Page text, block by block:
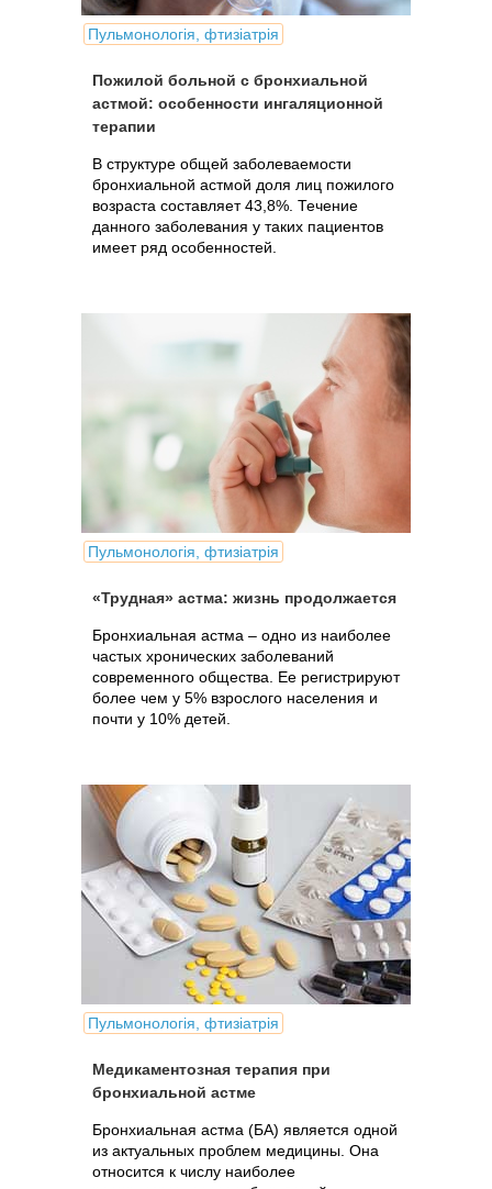
Пульмонологія, фтизіатрія
Пожилой больной с бронхиальной
астмой: особенности ингаляционной
терапии
В структуре общей заболеваемости
бронхиальной астмой доля лиц пожилого
возраста составляет 43,8%. Течение
данного заболевания у таких пациентов
имеет ряд особенностей.
Пульмонологія, фтизіатрія
«Трудная» астма: жизнь продолжается
Бронхиальная астма – одно из наиболее
частых хронических заболеваний
современного общества. Ее регистрируют
более чем у 5% взрослого населения и
почти у 10% детей.
Пульмонологія, фтизіатрія
Медикаментозная терапия при
бронхиальной астме
Бронхиальная астма (БА) является одной
из актуальных проблем медицины. Она
относится к числу наиболее